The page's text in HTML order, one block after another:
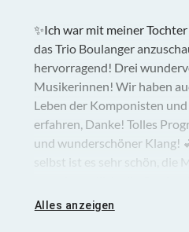
✨Ich war mit meiner
das Trio Boulanger
hervorragend! Drei
Musikerinnen! Wir haben
Leben der Komponisten
erfahren, Danke! Tolles
und wunderschöner Klang!
selbst ist es sehr schön, die
Allerdings wurde davor der
aufgebaut und der
Alles anzeigen